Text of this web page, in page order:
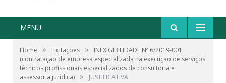
MENU
Home » Licitações »
INEXIGIBILIDADE Nº 6/2019-001
(contratação de empresa especializada na execução de serviços
técnicos profissionais especializados de consultoria e
assessoria jurídica) » JUSTIFICATIVA